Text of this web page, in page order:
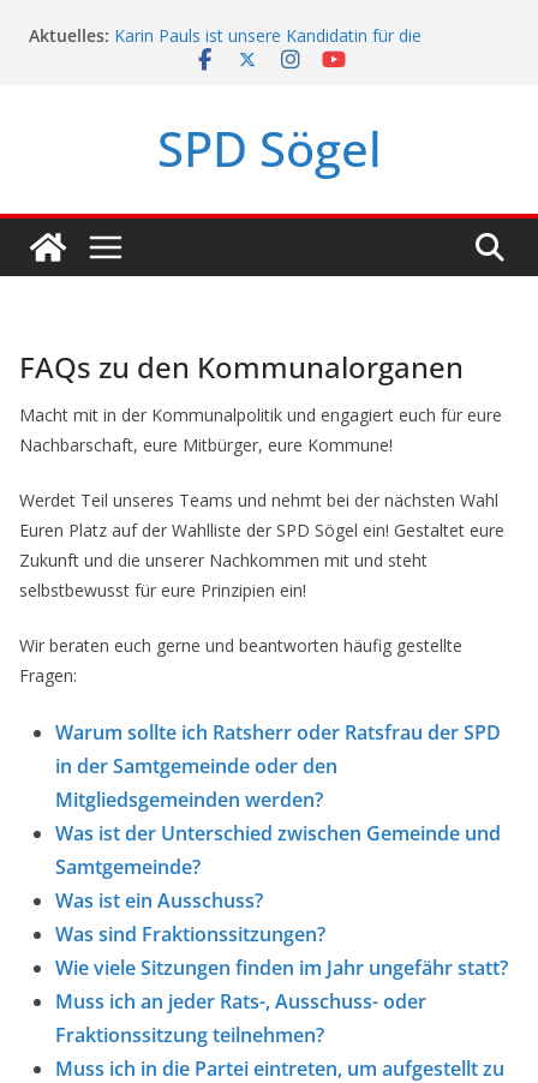
Inhalt
Aktuelles: Karin Pauls ist unsere Kandidatin für die
Landtagswahl!
SPD Sögel-Umfrage 2023
Politikerpaten-Programm für Jugendliche
SPD Sögel
FAQs zu den Kommunalorganen
Macht mit in der Kommunalpolitik und engagiert euch für eure
Nachbarschaft, eure Mitbürger, eure Kommune!
Werdet Teil unseres Teams und nehmt bei der nächsten Wahl
Euren Platz auf der Wahlliste der SPD Sögel ein! Gestaltet eure
Zukunft und die unserer Nachkommen mit und steht
selbstbewusst für eure Prinzipien ein!
Wir beraten euch gerne und beantworten häufig gestellte
Fragen:
Warum sollte ich Ratsherr oder Ratsfrau der SPD
in der Samtgemeinde oder den
Mitgliedsgemeinden werden?
Was ist der Unterschied zwischen Gemeinde und
Samtgemeinde?
Was ist ein Ausschuss?
Was sind Fraktionssitzungen?
Wie viele Sitzungen finden im Jahr ungefähr statt?
Muss ich an jeder Rats-, Ausschuss- oder
Fraktionssitzung teilnehmen?
Muss ich in die Partei eintreten, um aufgestellt zu